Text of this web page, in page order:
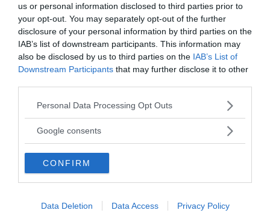
us or personal information disclosed to third parties prior to
your opt-out. You may separately opt-out of the further
disclosure of your personal information by third parties on the
IAB’s list of downstream participants. This information may
also be disclosed by us to third parties on the IAB’s List of
Downstream Participants that may further disclose it to other
Please note that this website/app uses one or more Google
not limited to your visit or usage behaviour. You may click to
use your data for below specified purposes in below Google
consent section.
Personal Data Processing Opt Outs
Google consents
CONFIRM
Data Deletion Data Access Privacy Policy